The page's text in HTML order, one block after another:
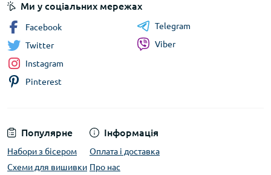
Популярне
Набори з бісером
Схеми для вишивки
Інформація
Оплата і доставка
Про нас
Ми у соціальних мережах
Facebook
Twitter
Instagram
Pinterest
Telegram
Viber